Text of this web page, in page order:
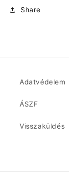
Share
Adatvédelem
ÁSZF
Visszaküldés